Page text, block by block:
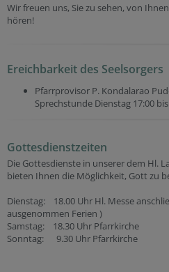
Wir freuen uns, Sie zu sehen, von
hören!
Ereichbarkeit des Seelsorgers
Pfarrprovisor P. Kondalarao
Sprechstunde Dienstag 17:00
Gottesdienstzeiten
Die Gottesdienste in unserer dem Hl.
bieten Ihnen die Möglichkeit, Gott zu
Dienstag: 18.00 Uhr Hl. Messe
ausgenommen Ferien )
Samstag: 18.30 Uhr Pfarrkirche
Sonntag: 9.30 Uhr Pfarrkirche